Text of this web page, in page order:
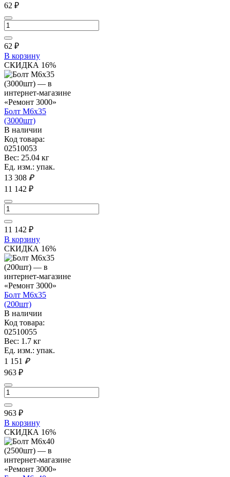
62 ₽
62 ₽
В корзину
СКИДКА 16%
Болт М6х35
(3000шт)
В наличии
Код товара:
02510053
Вес: 25.04 кг
Ед. изм.: упак.
13 308 ₽
11 142 ₽
11 142 ₽
В корзину
СКИДКА 16%
Болт М6х35
(200шт)
В наличии
Код товара:
02510055
Вес: 1.7 кг
Ед. изм.: упак.
1 151 ₽
963 ₽
963 ₽
В корзину
СКИДКА 16%